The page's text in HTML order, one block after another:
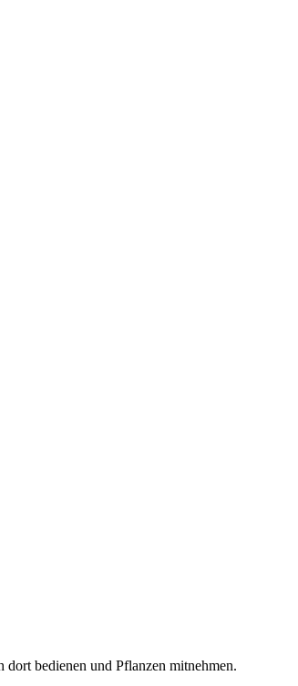
bedienen und Pflanzen mitnehmen.